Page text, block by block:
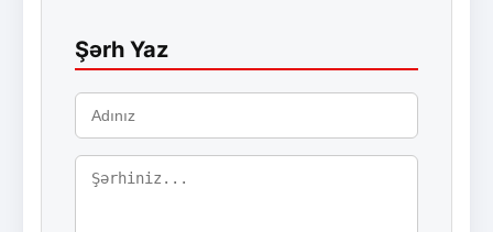
Şərh Yaz